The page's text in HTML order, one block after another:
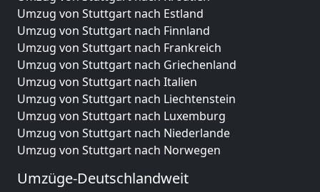
Umzug von Stuttgart nach Estland
Umzug von Stuttgart nach Finnland
Umzug von Stuttgart nach Frankreich
Umzug von Stuttgart nach Griechenland
Umzug von Stuttgart nach Italien
Umzug von Stuttgart nach Liechtenstein
Umzug von Stuttgart nach Luxemburg
Umzug von Stuttgart nach Niederlande
Umzug von Stuttgart nach Norwegen
Umzüge-Deutschlandweit